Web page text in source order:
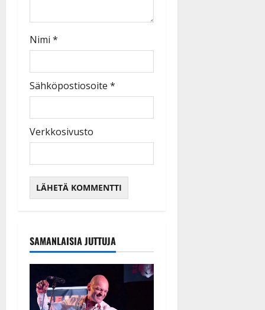
Nimi *
Sähköpostiosoite *
Verkkosivusto
SAMANLAISIA JUTTUJA